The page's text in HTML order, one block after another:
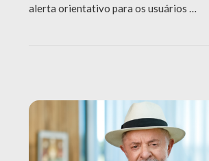
alerta orientativo para os usuários …